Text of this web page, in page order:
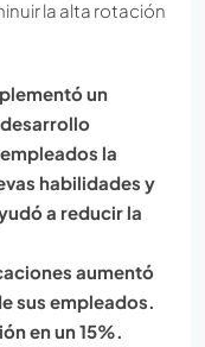
la alta rotación
un
la
habilidades y
a reducir la
aumentó
sus empleados.
en un 15%.